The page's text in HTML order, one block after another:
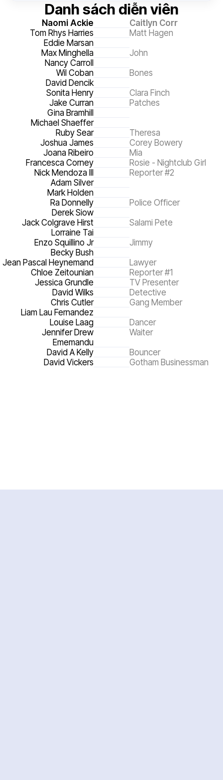
Danh sách diễn viên
Naomi Ackie
Caitlyn Corr
Tom Rhys Harries
Matt Hagen
Eddie Marsan
Max Minghella
John
Nancy Carroll
Wil Coban
Bones
David Dencik
Sonita Henry
Clara Finch
Jake Curran
Patches
Gina Bramhill
Michael Shaeffer
Ruby Sear
Theresa
Joshua James
Corey Bowery
Joana Ribeiro
Mia
Francesca Corney
Rosie - Nightclub Girl
Nick Mendoza III
Reporter #2
Adam Silver
Mark Holden
Ra Donnelly
Police Officer
Derek Siow
Jack Colgrave Hirst
Salami Pete
Lorraine Tai
Enzo Squillino Jr
Jimmy
Becky Bush
Jean Pascal Heynemand
Lawyer
Chloe Zeitounian
Reporter #1
Jessica Grundle
TV Presenter
David Wilks
Detective
Chris Cutler
Gang Member
Liam Lau Fernandez
Louise Laag
Dancer
Jennifer Drew
Ememandu
Waiter
David A Kelly
Bouncer
David Vickers
Gotham Businessman